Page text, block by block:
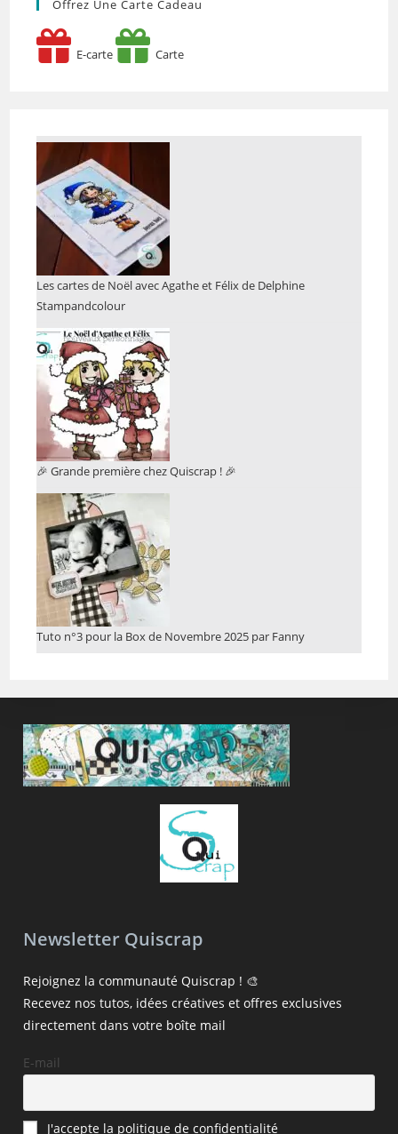
Offrez Une Carte Cadeau
E-carte Carte
Les cartes de Noël avec Agathe et Félix de Delphine
Stampandcolour
🎉 Grande première chez Quiscrap ! 🎉
Tuto n°3 pour la Box de Novembre 2025 par Fanny
Newsletter Quiscrap
Rejoignez la communauté Quiscrap ! 🎨
Recevez nos tutos, idées créatives et offres exclusives
directement dans votre boîte mail
E-mail
J'accepte la politique de confidentialité